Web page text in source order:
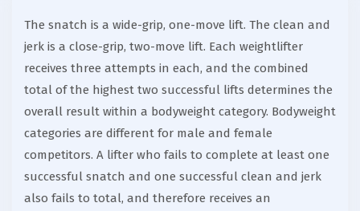
The snatch is a wide-grip, one-move lift. The clean and
jerk is a close-grip, two-move lift. Each weightlifter
receives three attempts in each, and the combined
total of the highest two successful lifts determines the
overall result within a bodyweight category. Bodyweight
categories are different for male and female
competitors. A lifter who fails to complete at least one
successful snatch and one successful clean and jerk
also fails to total, and therefore receives an